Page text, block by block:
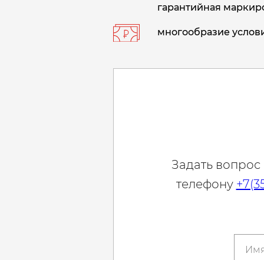
гарантийная
многообразие
Задать
телефону